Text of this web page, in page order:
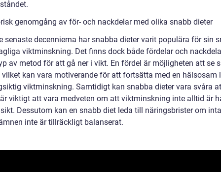
genomgång av för- och nackdelar med olika snabb dieter
senaste decennierna har snabba dieter varit populära för sin
viktminskning. Det finns dock både fördelar och
av metod för att gå ner i vikt. En fördel är möjligheten att se
vilket kan vara motiverande för att fortsätta med en hälsosam
viktminskning. Samtidigt kan snabba dieter vara svåra
viktigt att vara medveten om att viktminskning inte alltid är
Dessutom kan en snabb diet leda till näringsbrister om
inte är tillräckligt balanserat.